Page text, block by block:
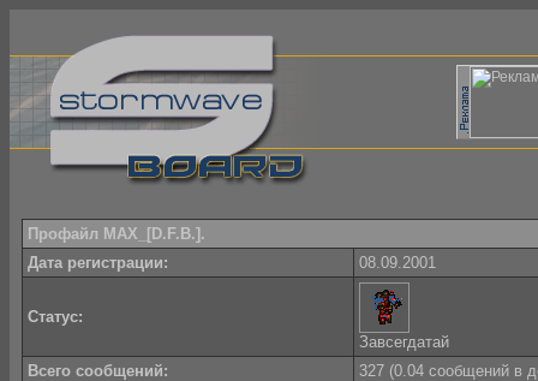
Профайл MAX_[D.F.B.].
Дата регистрации:
08.09.2001
Статус:
Завсегдатай
Всего сообщений:
327 (0.04 сообщений в